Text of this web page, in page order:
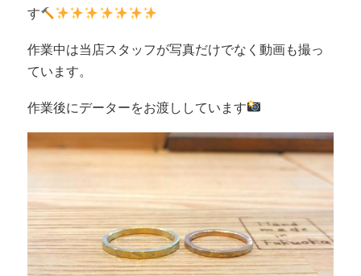
す
作業中は当店スタッフが写真だけでなく動画も撮っ
ています。
作業後にデーターをお渡ししています